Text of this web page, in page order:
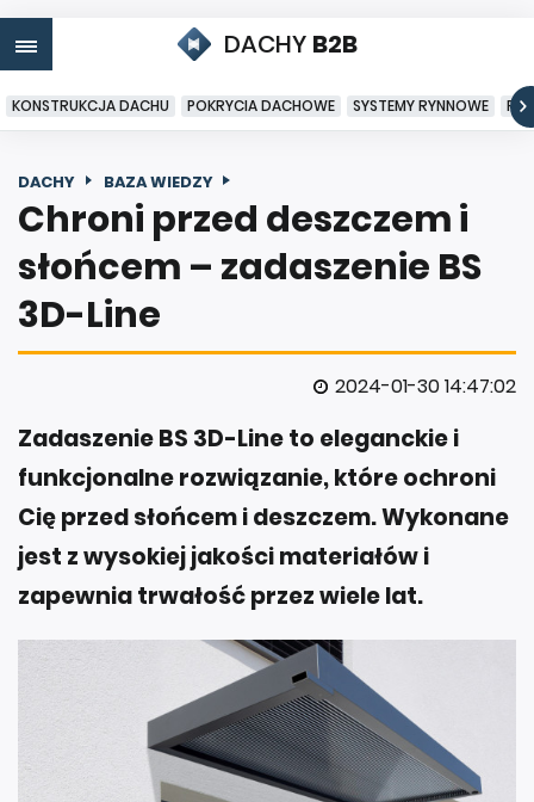
DACHY B2B
KONSTRUKCJA DACHU POKRYCIA DACHOWE SYSTEMY RYNNOWE
DACHY BAZA WIEDZY
Chroni przed deszczem i
słońcem – zadaszenie BS
3D-Line
2024-01-30 14:47:02
Zadaszenie BS 3D-Line to eleganckie i
funkcjonalne rozwiązanie, które ochroni
Cię przed słońcem i deszczem. Wykonane
jest z wysokiej jakości materiałów i
zapewnia trwałość przez wiele lat.